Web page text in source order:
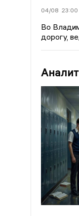
04/08 23:00
Во
дорогу,